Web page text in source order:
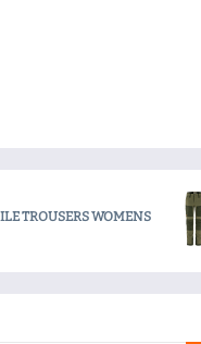
TROUSERS WOMENS